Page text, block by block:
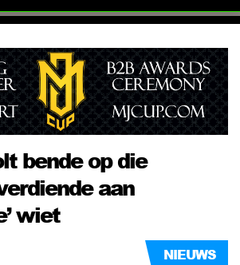
bende op die
aan
wiet
NIEUWS